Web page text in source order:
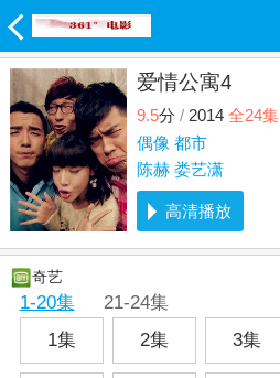
爱情公寓4
9.5分 /2014 全24集
偶像 都市
陈赫 娄艺潇
高清播放
奇艺
1-20集
21-24集
1集
2集 3集